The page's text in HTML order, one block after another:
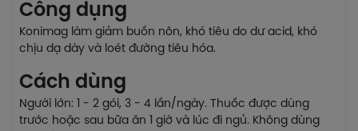
Công dụng
Konimag làm giảm buồn nôn, khó tiêu do dư acid, khó
chịu dạ dày và loét đường tiêu hóa.
Cách dùng
Người lớn: 1 - 2 gói, 3 - 4 lần/ngày. Thuốc được dùng
trước hoặc sau bữa ăn 1 giờ và lúc đi ngủ. Không dùng